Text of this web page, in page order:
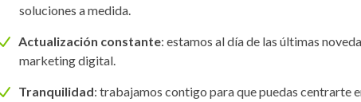
soluciones a medida.
Actualización constante: estamos al día de las últimas
marketing digital.
Tranquilidad: trabajamos contigo para que puedas centrarte